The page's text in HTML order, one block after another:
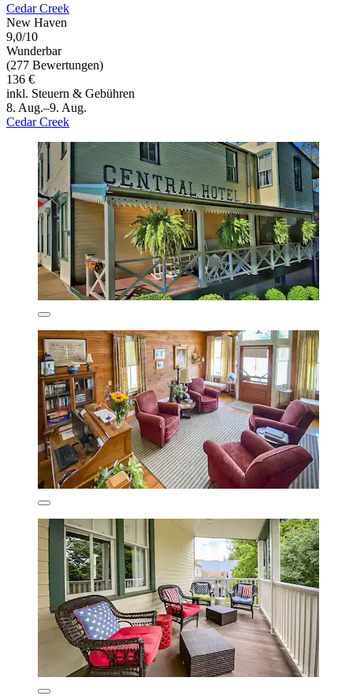
Cedar Creek
New Haven
9,0/10
Wunderbar
(277 Bewertungen)
136 €
inkl. Steuern & Gebühren
8. Aug.–9. Aug.
Cedar Creek